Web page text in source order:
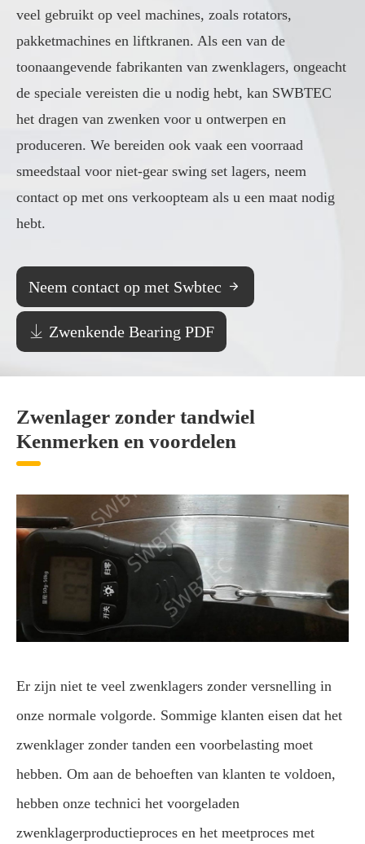
veel gebruikt op veel machines, zoals rotators,
pakketmachines en liftkranen. Als een van de
toonaangevende fabrikanten van zwenklagers, ongeacht
de speciale vereisten die u nodig hebt, kan SWBTEC
het dragen van zwenken voor u ontwerpen en
produceren. We bereiden ook vaak een voorraad
smeedstaal voor niet-gear swing set lagers, neem
contact op met ons verkoopteam als u een maat nodig
hebt.
Neem contact op met Swbtec 
 Zwenkende Bearing PDF
Zwenlager zonder tandwiel
Kenmerken en voordelen
Er zijn niet te veel zwenklagers zonder versnelling in
onze normale volgorde. Sommige klanten eisen dat het
zwenklager zonder tanden een voorbelasting moet
hebben. Om aan de behoeften van klanten te voldoen,
hebben onze technici het voorgeladen
zwenklagerproductieproces en het meetproces met